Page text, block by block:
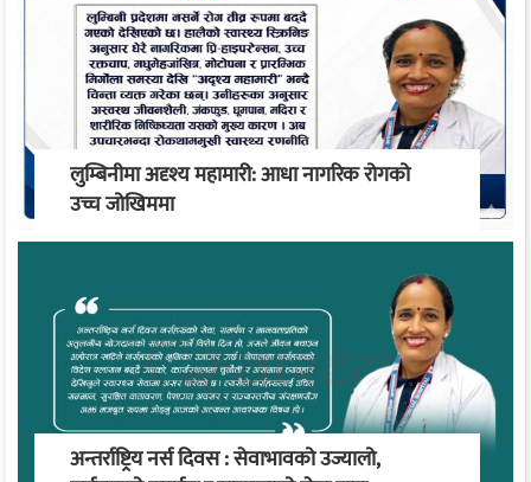
लुम्बिनीमा अदृश्य महामारी: आधा नागरिक रोगको
उच्च जोखिममा
अन्तर्राष्ट्रिय नर्स दिवस : सेवाभावको उज्यालो,